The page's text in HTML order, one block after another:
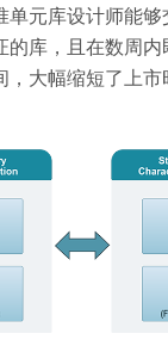
单元库设计师能
的库，且在数周
，大幅缩短了上